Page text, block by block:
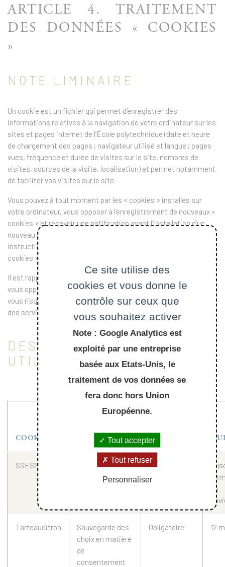
ARTICLE 4. TRAITEMENT
DES DONNÉES « COOKIES
»
NOTE LIMINAIRE
Un cookie est un fichier qui permet d’enregistrer des
informations relatives à la navigation de votre ordinateur sur les
sites et pages internet de l’École polytechnique (date et heure
de chargement des pages ; navigateur utilisé et langue ; pages
vues, fréquence et durée de visites sur le site, nombres de
visites, sources de la visite, localisation) et permet notamment
de faciliter vos visites sur le site.
Vous pouvez à tout moment par les « cookies » installés sur
votre ordinateur, vous opposer à l'enregistrement de nouveaux «
cookies » et recevoir une notification avant l’installation d’un
nouveau cookie en configurant votre outil de navigation via les
instructions qui figurent dans la fenêtre de « gestion des
cookies » des sites.
Il est rappelé que si vous désinstallez un « cookie » ou si vous
vous opposez à l’installation de « cookies » sur votre machine,
vous risquez de ne pas être en mesure de bénéficier de certains
des services du site internet.
DESCRIPTION DES COOKIES
UTILISÉS PAR L’ÉCOLE
COOKIES
DESCRIPTION
FINALITÉS
CATÉGORIE
SSESS [...]
Gestion des
sessions de
Obligatoire
du
Tarteaucitron
Sauvegarde des
choix en matière
de
consentement
Obligatoire 12
Ce site utilise des
cookies et vous donne le
contrôle sur ceux que
vous souhaitez activer
Note : Google Analytics est
exploité par une entreprise
basée aux Etats-Unis, le
traitement de vos données se
fera donc hors Union
Européenne.
Tout accepter
Tout refuser
Personnaliser